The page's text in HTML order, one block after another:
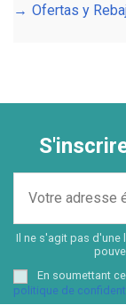
Ofertas y
Il ne s'agit pas d'une
En soumettant
politique de